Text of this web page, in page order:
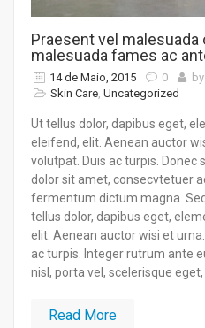
Praesent vel
malesuada fames ac
14 de Maio, 2015 0 by
Skin Care,Uncategorized
Ut tellus dolor, dapibus eget,
eleifend, elit. Aenean auctor
volutpat. Duis ac turpis. Donec
dolor sit amet, consecvtetuer
fermentum dictum magna.
tellus dolor, dapibus eget,
elit. Aenean auctor wisi et
ac turpis. Integer rutrum ante
nisl, porta vel, scelerisque
Read More